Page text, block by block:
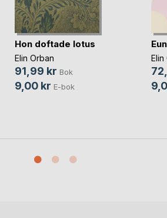
Hon doftade lotus
Elin Orban
91,99 kr Bok
9,00 kr E-bok
Elin